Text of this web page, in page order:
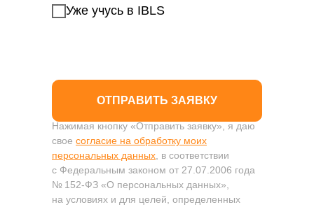
Уже учусь в IBLS
ОТПРАВИТЬ ЗАЯВКУ
Нажимая кнопку «Отправить заявку», я даю
свое согласие на обработку моих
персональных данных , в соответствии
с Федеральным законом от 27.07.2006 года
№ 152-ФЗ «О персональных данных»,
на условиях и для целей, определенных